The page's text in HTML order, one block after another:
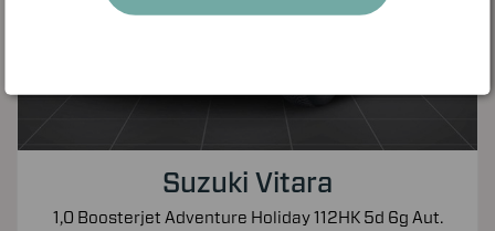
Suzuki Vitara
1,0 Boosterjet Adventure Holiday 112HK 5d 6g Aut.